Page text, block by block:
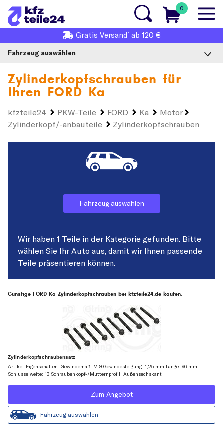
0
Gratis Versand1 ab 120 €
Fahrzeug auswählen
Zylinderkopfschrauben für
Ihren FORD Ka
kfzteile24 PKW-Teile FORD Ka
Motor
Zylinderkopf/-anbauteile
Zylinderkopfschrauben
Fahrzeug auswählen
Wir haben 1 Teile in der Kategorie gefunden. Bitte
wählen Sie Ihr Auto aus, damit wir Ihnen passende
Teile präsentieren können.
Günstige FORD Ka Zylinderkopfschrauben bei kfzteile24.de kaufen.
Zylinderkopfschraubensatz
Artikel-Eigenschaften: Gewindemaß: M 9 Gewindesteigung: 1,25 mm Länge: 96 mm
Schlüsselweite: 13 Schraubenkopf-/Mutternprofil: Außensechskant
Zum Angebot
Fahrzeug auswählen